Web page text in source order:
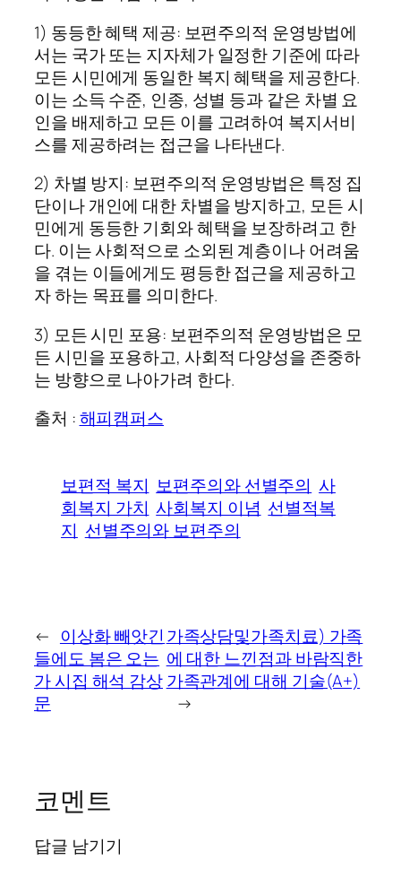
1) 동등한 혜택 제공: 보편주의적 운영방법에
서는 국가 또는 지자체가 일정한 기준에 따라
모든 시민에게 동일한 복지 혜택을 제공한다.
이는 소득 수준, 인종, 성별 등과 같은 차별 요
인을 배제하고 모든 이를 고려하여 복지서비
스를 제공하려는 접근을 나타낸다.
2) 차별 방지: 보편주의적 운영방법은 특정 집
단이나 개인에 대한 차별을 방지하고, 모든 시
민에게 동등한 기회와 혜택을 보장하려고 한
다. 이는 사회적으로 소외된 계층이나 어려움
을 겪는 이들에게도 평등한 접근을 제공하고
자 하는 목표를 의미한다.
3) 모든 시민 포용: 보편주의적 운영방법은 모
든 시민을 포용하고, 사회적 다양성을 존중하
는 방향으로 나아가려 한다.
출처 :해피캠퍼스
보편적 복지 보편주의와 선별주의 사
회복지 가치 사회복지 이념 선별적복
지 선별주의와 보편주의
← 이상화 빼앗긴
들에도 봄은 오는
가 시집 해석 감상
문
가족상담및가족치료) 가족
에 대한 느낀점과 바람직한
가족관계에 대해 기술(A+)
→
코멘트
답글 남기기